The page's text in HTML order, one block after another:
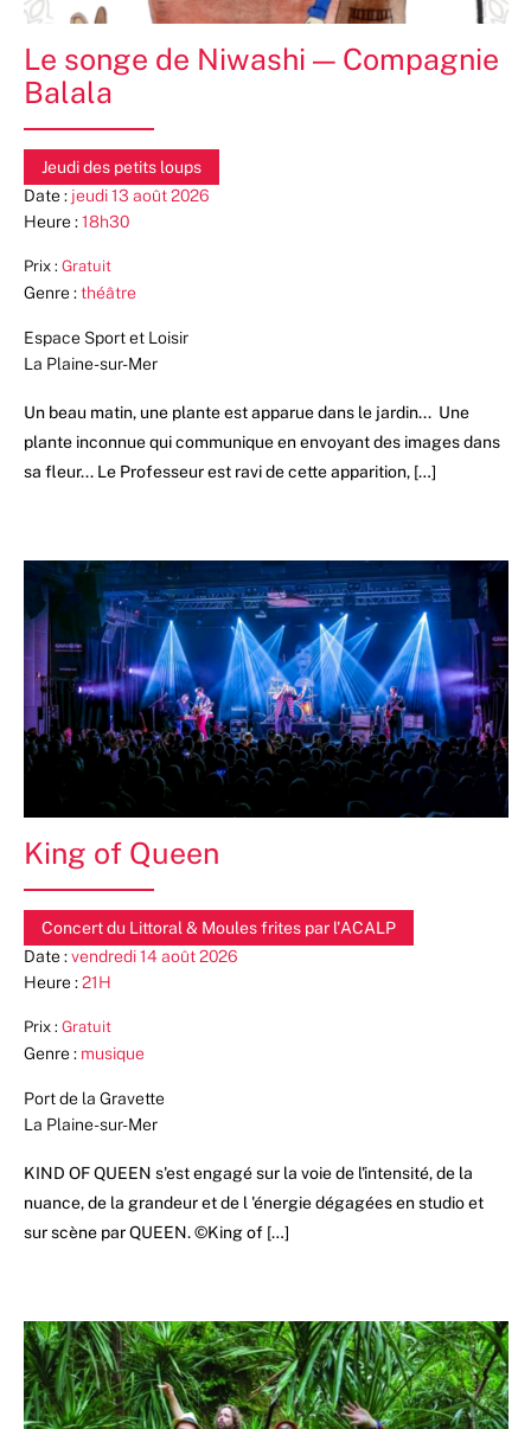
Le songe de Niwashi — Compagnie
Balala
Jeudi des petits loups
Date : jeudi 13 août 2026
Heure :18h30
Prix : Gratuit
Genre :théâtre
Espace Sport et Loisir
La Plaine-sur-Mer
Un beau matin, une plante est apparue dans le jardin... ​ Une
plante inconnue qui communique en envoyant des images dans
sa fleur... Le Professeur est ravi de cette apparition, […]
King of Queen
Concert du Littoral & Moules frites par l'ACALP
Date :vendredi 14 août 2026
Heure :21H
Prix : Gratuit
Genre : musique
Port de la Gravette
La Plaine-sur-Mer
KIND OF QUEEN s'est engagé sur la voie de l'intensité, de la
nuance, de la grandeur et de l 'énergie dégagées en studio et
sur scène par QUEEN. ©King of […]